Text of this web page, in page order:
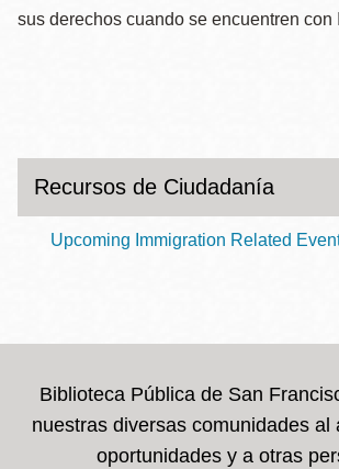
sus derechos cuando se encuentren con
Recursos de Ciudadanía
Upcoming Immigration Related
Biblioteca Pública de San
nuestras diversas comunidades al
oportunidades y a otras